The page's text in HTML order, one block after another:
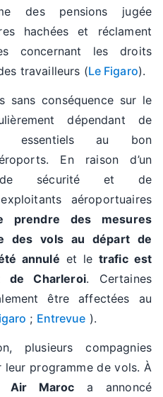
des pensions jugée
hachées et réclament
concernant les droits
travailleurs (Le Figaro).
sans conséquence sur le
dépendant de
essentiels au bon
En raison d’un
de sécurité et de
aéroportuaires
prendre des mesures
des vols au départ de
annulé et le trafic est
de Charleroi. Certaines
être affectées au
; Entrevue ).
plusieurs compagnies
leur programme de vols. À
Air Maroc a annoncé